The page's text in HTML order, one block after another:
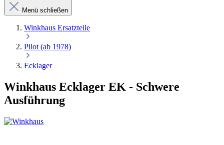
Menü schließen
Winkhaus Ersatzteile
Pilot (ab 1978)
Ecklager
Winkhaus Ecklager EK - Schwere
Ausführung